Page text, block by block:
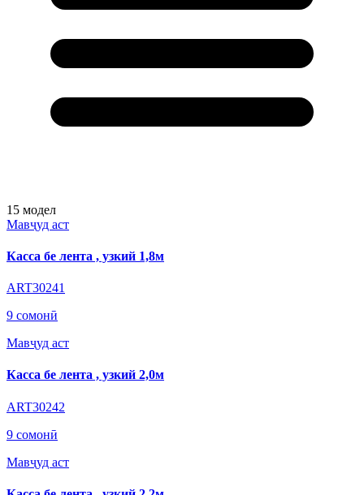
15 модел
Мавҷуд аст
Касса бе лента , узкий 1,8м
ART30241
9 сомонӣ
Мавҷуд аст
Касса бе лента , узкий 2,0м
ART30242
9 сомонӣ
Мавҷуд аст